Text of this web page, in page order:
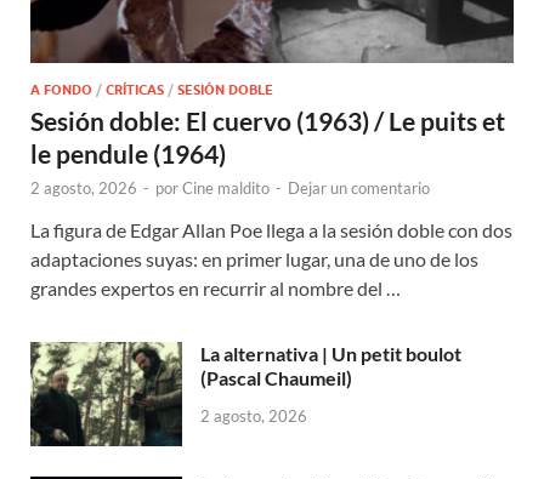
A FONDO / CRÍTICAS / SESIÓN DOBLE
Sesión doble: El cuervo (1963) / Le puits et
le pendule (1964)
2 agosto, 2026 - porCine maldito - Dejar un comentario
La figura de Edgar Allan Poe llega a la sesión doble con dos
adaptaciones suyas: en primer lugar, una de uno de los
grandes expertos en recurrir al nombre del …
La alternativa | Un petit boulot
(Pascal Chaumeil)
2 agosto, 2026